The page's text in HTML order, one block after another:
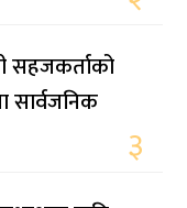
सहजकर्ताको
सार्वजनिक
३